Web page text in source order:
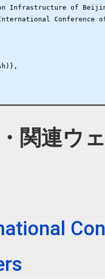
Infrastructure of
Conference
関連ウ